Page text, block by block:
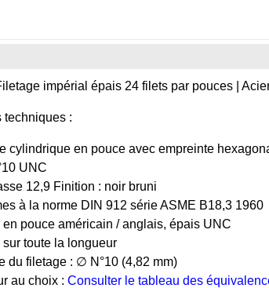
impérial épais 24 filets par pouces |
techniques :
cylindrique en pouce avec empreinte
UNC
12,9 Finition : noir bruni
à la norme DIN 912 série ASME B18,3 1960
en pouce américain / anglais, épais UNC
sur toute la longueur
du filetage : ∅ N°10 (4,82 mm)
au choix : Consulter le tableau des